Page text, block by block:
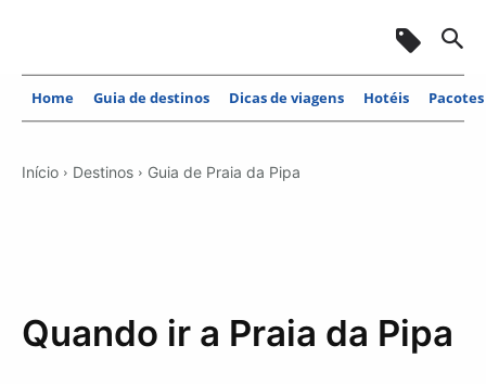
Home Guia de destinos Dicas de viagens Hotéis Pacotes
Início Destinos Guia de Praia da Pipa
Quando ir a Praia da Pipa